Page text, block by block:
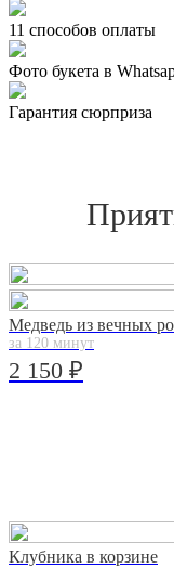
11 способов оплаты
Фото букета в
Гарантия сюрприза
Медведь из вечных
за 120 минут
2 150 ₽
Клубника в корзине